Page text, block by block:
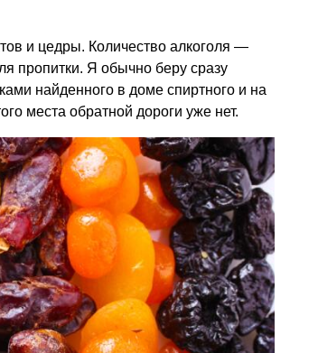
и цедры. Количество алкоголя —
пропитки. Я обычно беру сразу
найденного в доме спиртного и на
места обратной дороги уже нет.